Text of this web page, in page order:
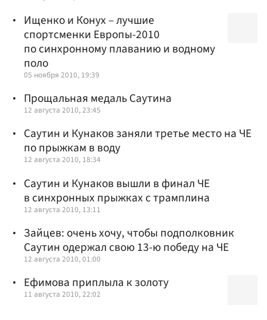
Ищенко и Конух – лучшие
спортсменки Европы-2010
по синхронному плаванию и водному
поло
05 ноября 2010, 19:39
Прощальная медаль Саутина
12 августа 2010, 23:45
Саутин и Кунаков заняли третье место на ЧЕ
по прыжкам в воду
12 августа 2010, 18:34
Саутин и Кунаков вышли в финал ЧЕ
в синхронных прыжках с трамплина
12 августа 2010, 13:11
Зайцев: очень хочу, чтобы подполковник
Саутин одержал свою 13-ю победу на ЧЕ
12 августа 2010, 01:00
Ефимова приплыла к золоту
11 августа 2010, 22:02